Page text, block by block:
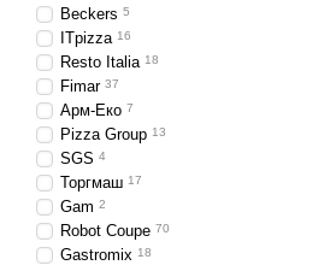
Beckers 5
ITpizza 16
Resto Italia 18
Fimar 37
Арм-Еко 7
Pizza Group 13
SGS 4
Торгмаш 17
Gam 2
Robot Coupe 70
Gastromix 18